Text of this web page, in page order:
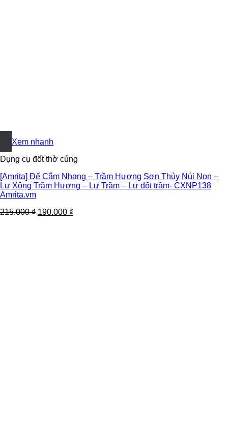
+
Xem nhanh
Dụng cụ đốt thờ cúng
[Amrita] Đế Cắm Nhang – Trầm Hương Sơn Thủy Núi Non –
Lư Xông Trầm Hương – Lư Trầm – Lư đốt trầm- CXNP138
Amrita.vm
215.000₫ 190.000 ₫